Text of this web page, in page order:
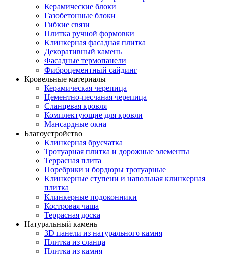
Керамические блоки
Газобетонные блоки
Гибкие связи
Плитка ручной формовки
Клинкерная фасадная плитка
Декоративный камень
Фасадные термопанели
Фиброцементный сайдинг
Кровельные материалы
Керамическая черепица
Цементно-песчаная черепица
Сланцевая кровля
Комплектующие для кровли
Мансардные окна
Благоустройство
Клинкерная брусчатка
Тротуарная плитка и дорожные элементы
Террасная плита
Поребрики и бордюры тротуарные
Клинкерные ступени и напольная клинкерная
плитка
Клинкерные подоконники
Костровая чаша
Террасная доска
Натуральный камень
3D панели из натурального камня
Плитка из сланца
Плитка из камня